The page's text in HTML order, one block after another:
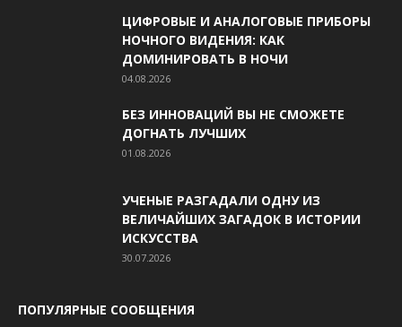
ЦИФРОВЫЕ И АНАЛОГОВЫЕ ПРИБОРЫ
НОЧНОГО ВИДЕНИЯ: КАК
ДОМИНИРОВАТЬ В НОЧИ
04.08.2026
БЕЗ ИННОВАЦИЙ ВЫ НЕ СМОЖЕТЕ
ДОГНАТЬ ЛУЧШИХ
01.08.2026
УЧЕНЫЕ РАЗГАДАЛИ ОДНУ ИЗ
ВЕЛИЧАЙШИХ ЗАГАДОК В ИСТОРИИ
ИСКУССТВА
30.07.2026
ПОПУЛЯРНЫЕ СООБЩЕНИЯ